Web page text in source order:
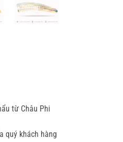
từ Châu Phi
quý khách hàng